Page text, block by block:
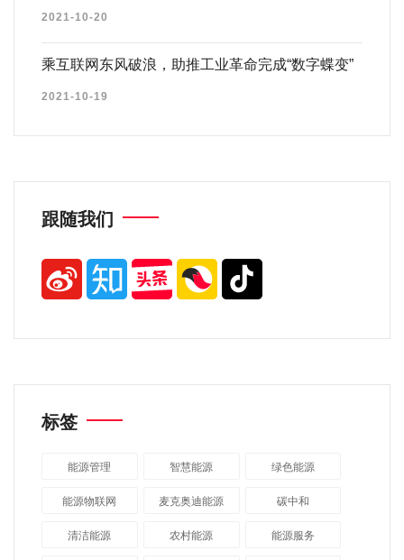
2021-10-20
乘互联网东风破浪，助推工业革命完成“数字蝶变”
2021-10-19
跟随我们
标签
能源管理 智慧能源 绿色能源
能源物联网 麦克奥迪能源 碳中和
清洁能源 农村能源 能源服务